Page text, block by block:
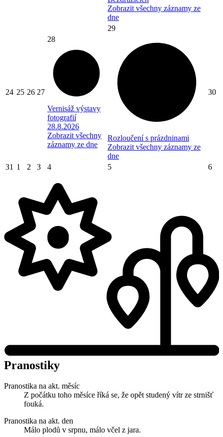
Zobrazit všechny záznamy ze
dne
24 25 26 27
28
Vernisáž výstavy
fotografií
28.8.2026
Zobrazit všechny
záznamy ze dne
29
Rozloučení s prázdninami
Zobrazit všechny záznamy ze
dne
30
31 1 2 3 4 5 6
Pranostiky
Pranostika na akt. měsíc
Z počátku toho měsíce říká se, že opět studený vítr ze strnišť
fouká.
Pranostika na akt. den
Málo plodů v srpnu, málo včel z jara.